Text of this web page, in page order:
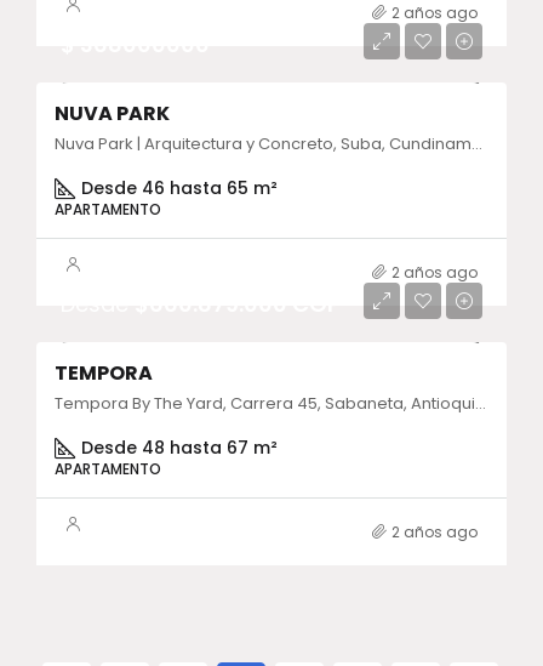
2 años ago
NUVA PARK
Nuva Park | Arquitectura y Concreto, Suba, Cundinamarca, Colombia
Desde 46 hasta 65 m²
APARTAMENTO
2 años ago
TEMPORA
Tempora By The Yard, Carrera 45, Sabaneta, Antioquia, Colombia
Desde 48 hasta 67 m²
APARTAMENTO
2 años ago